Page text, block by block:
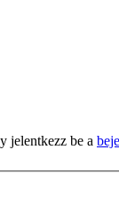
jelentkezz be a